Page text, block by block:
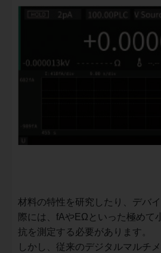
材料の特性を研究したり、デバ
際には、fAやEΩといった極めて
抗を測定する必要があります。
しかし、従来のデジタルマルチ